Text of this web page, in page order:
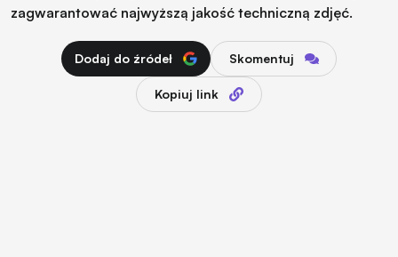
zagwarantować najwyższą jakość techniczną zdjęć.
Dodaj do źródeł Skomentuj
Kopiuj link